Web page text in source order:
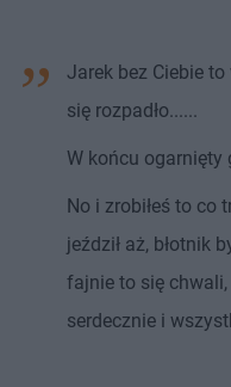
Jarek bez Ciebie
się rozpadło......
W końcu ogarnięty
No i zrobiłeś to co
jeździł aż, błotnik
fajnie to się
serdecznie i